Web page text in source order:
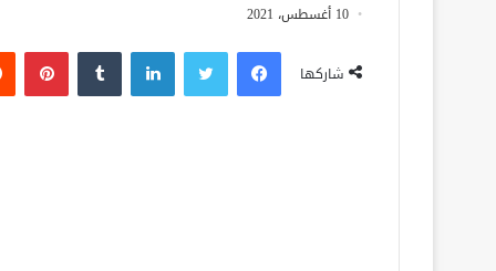
10 أغسطس، 2021
شاركها
فيسبوك لينكدإن بينتيريست